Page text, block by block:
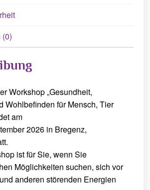
Workshop „Gesundheit,
Wohlbefinden für Mensch, Tier
am
2026 in Bregenz,
ist für Sie, wenn Sie
Möglichkeiten suchen, sich vor
anderen störenden Energien